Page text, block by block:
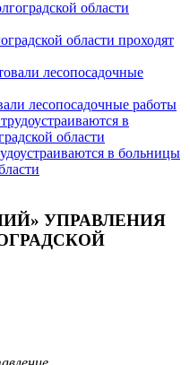
области проходят
лесопосадочные работы
в больницы
УПРАВЛЕНИЯ